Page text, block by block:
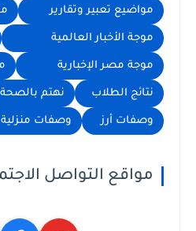
مواضيع تعبير وتقارير
موجة الأخبار العالمية
موجة مصر الإخبارية
نتائج الطلاب نهتم بالصحة
وصفات أرز وصفات منزلية
مواقع التواصل